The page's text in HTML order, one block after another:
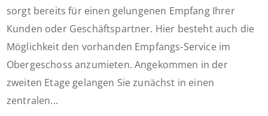
sorgt bereits für einen gelungenen Empfang Ihrer
Kunden oder Geschäftspartner. Hier besteht auch die
Möglichkeit den vorhanden Empfangs-Service im
Obergeschoss anzumieten. Angekommen in der
zweiten Etage gelangen Sie zunächst in einen
zentralen...